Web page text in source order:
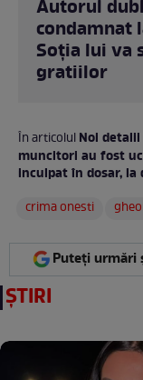
Autorul
condamnat
Soția lui va
gratiilor
În articolulNoi
muncitori au fost
inculpat în dosar, la
crima onesti
Puteți urmări
ȘTIRI